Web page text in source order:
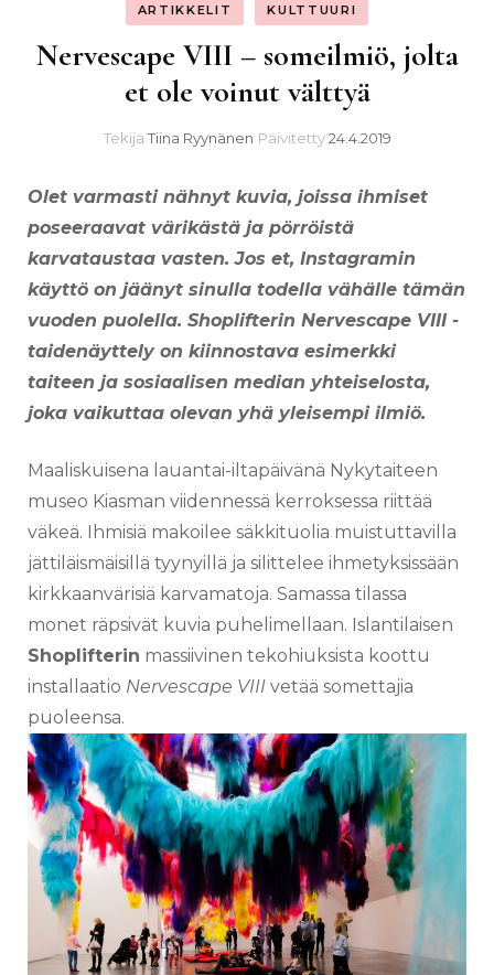
ARTIKKELIT KULTTUURI
Nervescape VIII – someilmiö, jolta
et ole voinut välttyä
Tekijä Tiina Ryynänen Päivitetty24.4.2019
Olet varmasti nähnyt kuvia, joissa ihmiset
poseeraavat värikästä ja pörröistä
karvataustaa vasten. Jos et, Instagramin
käyttö on jäänyt sinulla todella vähälle tämän
vuoden puolella. Shoplifterin Nervescape VIII -
taidenäyttely on kiinnostava esimerkki
taiteen ja sosiaalisen median yhteiselosta,
joka vaikuttaa olevan yhä yleisempi ilmiö.
Maaliskuisena lauantai-iltapäivänä Nykytaiteen
museo Kiasman viidennessä kerroksessa riittää
väkeä. Ihmisiä makoilee säkkituolia muistuttavilla
jättiläismäisillä tyynyillä ja silittelee ihmetyksissään
kirkkaanvärisiä karvamatoja. Samassa tilassa
monet räpsivät kuvia puhelimellaan. Islantilaisen
Shoplifterin massiivinen tekohiuksista koottu
installaatio Nervescape VIII vetää somettajia
puoleensa.